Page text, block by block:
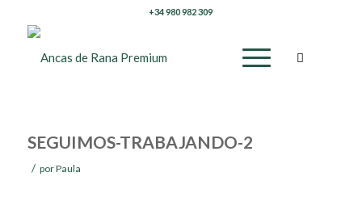
+34 980 982 309
SEGUIMOS-TRABAJANDO-2
/ porPaula